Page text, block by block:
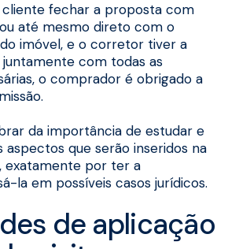
cliente fechar a proposta com
até mesmo direto com o
imóvel, e o corretor tiver a
com todas as
o comprador é obrigado a
da importância de estudar e
que serão inseridos na
exatamente por ter a
la em possíveis casos jurídicos.
de aplicação